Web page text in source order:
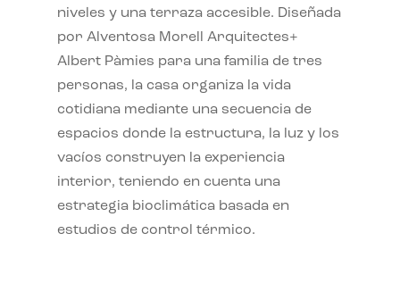
niveles y una terraza accesible. Diseñada
por Alventosa Morell Arquitectes+
Albert Pàmies para una familia de tres
personas, la casa organiza la vida
cotidiana mediante una secuencia de
espacios donde la estructura, la luz y los
vacíos construyen la experiencia
interior, teniendo en cuenta una
estrategia bioclimática basada en
estudios de control térmico.